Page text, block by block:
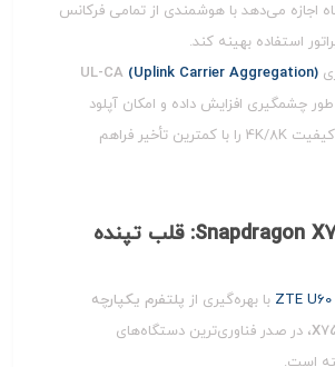
اجازه می‌دهد با هوشمندی از تمامی فرکانس
استفاده بهینه کند.
UL-CA (Uplink Carrier Aggregation)
چشمگیری افزایش داده و امکان آپلود
فایل‌های حجیم با کیفیت 4K/8K را با کمترین تأخیر فراهم
پردازنده Snapdragon X75: قلب تپنده
با بهره‌گیری از پلتفرم یکپارچه
، در صدر فناوری‌ترین دستگاه‌های